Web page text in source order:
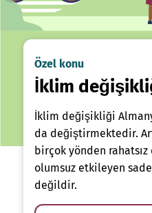
Özel konu
İklim
İklim değişikliği
da değiştirmektedir.
birçok yönden rahatsız
olumsuz etkileyen
değildir.